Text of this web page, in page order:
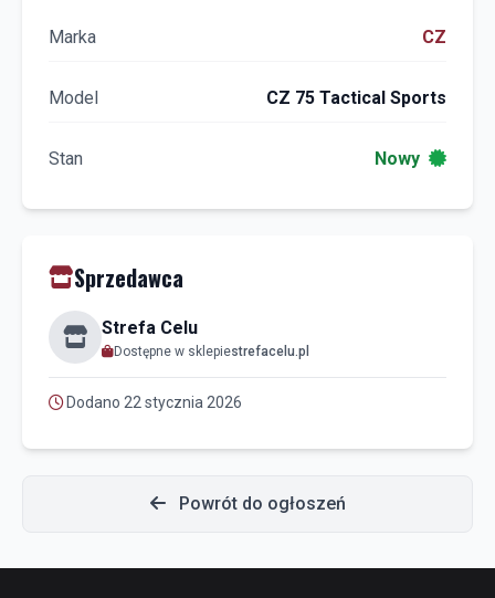
Marka CZ
Model CZ 75 Tactical Sports
Stan Nowy
Sprzedawca
Strefa Celu
Dostępne w sklepiestrefacelu.pl
Dodano 22 stycznia 2026
Powrót do ogłoszeń